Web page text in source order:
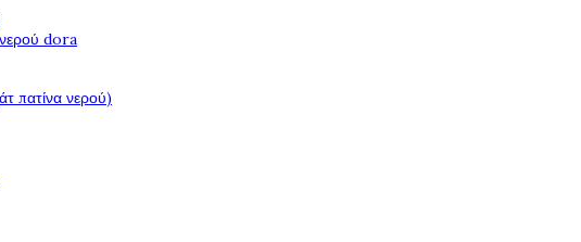
dora
πατίνα νερού)